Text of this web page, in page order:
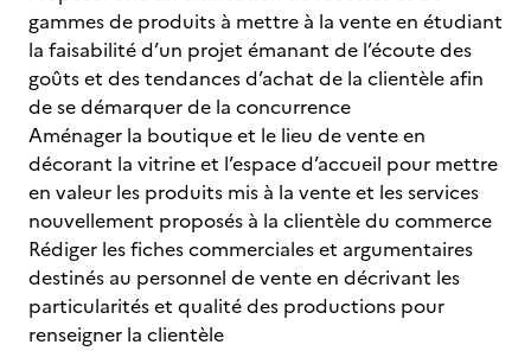
gammes de produits à mettre à la vente en étudiant
la faisabilité d’un projet émanant de l’écoute des
goûts et des tendances d’achat de la clientèle afin
de se démarquer de la concurrence
Aménager la boutique et le lieu de vente en
décorant la vitrine et l’espace d’accueil pour mettre
en valeur les produits mis à la vente et les services
nouvellement proposés à la clientèle du commerce
Rédiger les fiches commerciales et argumentaires
destinés au personnel de vente en décrivant les
particularités et qualité des productions pour
renseigner la clientèle